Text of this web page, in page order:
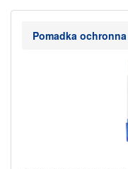
Pomadka ochronna